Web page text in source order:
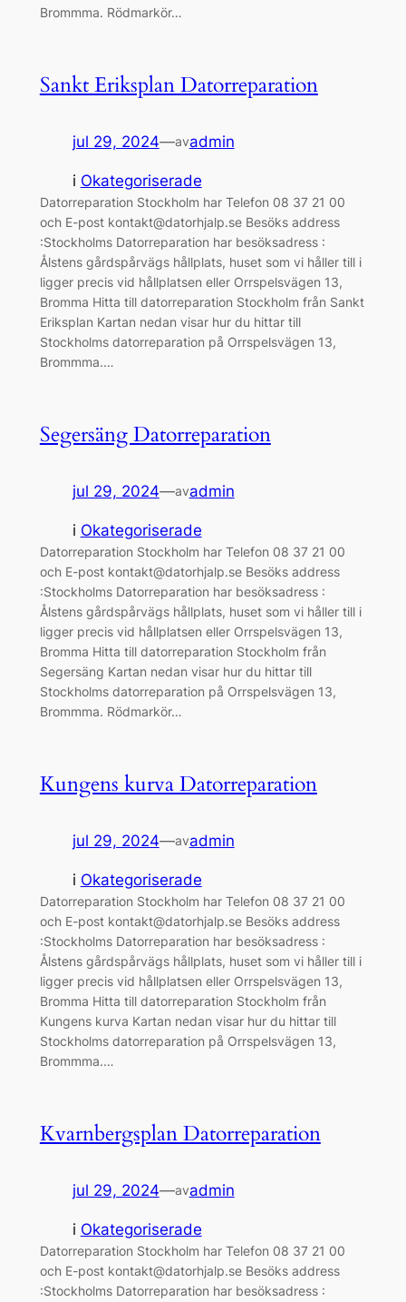
Brommma. Rödmarkör…
Sankt Eriksplan Datorreparation
jul 29, 2024—avadmin
i Okategoriserade
Datorreparation Stockholm har Telefon 08 37 21 00
och E-post kontakt@datorhjalp.se Besöks address
:Stockholms Datorreparation har besöksadress :
Ålstens gårdspårvägs hållplats, huset som vi håller till i
ligger precis vid hållplatsen eller Orrspelsvägen 13,
Bromma Hitta till datorreparation Stockholm från Sankt
Eriksplan Kartan nedan visar hur du hittar till
Stockholms datorreparation på Orrspelsvägen 13,
Brommma.…
Segersäng Datorreparation
jul 29, 2024—avadmin
i Okategoriserade
Datorreparation Stockholm har Telefon 08 37 21 00
och E-post kontakt@datorhjalp.se Besöks address
:Stockholms Datorreparation har besöksadress :
Ålstens gårdspårvägs hållplats, huset som vi håller till i
ligger precis vid hållplatsen eller Orrspelsvägen 13,
Bromma Hitta till datorreparation Stockholm från
Segersäng Kartan nedan visar hur du hittar till
Stockholms datorreparation på Orrspelsvägen 13,
Brommma. Rödmarkör…
Kungens kurva Datorreparation
jul 29, 2024—avadmin
i Okategoriserade
Datorreparation Stockholm har Telefon 08 37 21 00
och E-post kontakt@datorhjalp.se Besöks address
:Stockholms Datorreparation har besöksadress :
Ålstens gårdspårvägs hållplats, huset som vi håller till i
ligger precis vid hållplatsen eller Orrspelsvägen 13,
Bromma Hitta till datorreparation Stockholm från
Kungens kurva Kartan nedan visar hur du hittar till
Stockholms datorreparation på Orrspelsvägen 13,
Brommma.…
Kvarnbergsplan Datorreparation
jul 29, 2024—avadmin
i Okategoriserade
Datorreparation Stockholm har Telefon 08 37 21 00
och E-post kontakt@datorhjalp.se Besöks address
:Stockholms Datorreparation har besöksadress :